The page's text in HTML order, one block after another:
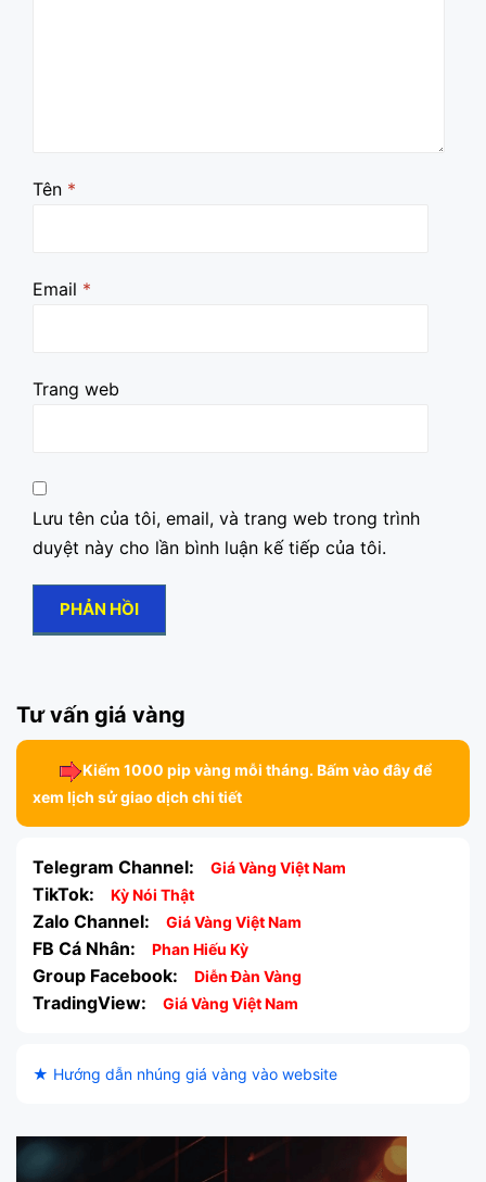
Tên *
Email *
Trang web
Lưu tên của tôi, email, và trang web trong trình
duyệt này cho lần bình luận kế tiếp của tôi.
Tư vấn giá vàng
Kiếm 1000 pip vàng mỗi tháng. Bấm vào đây để
xem lịch sử giao dịch chi tiết
Telegram Channel: Giá Vàng Việt Nam
TikTok: Kỳ Nói Thật
Zalo Channel: Giá Vàng Việt Nam
FB Cá Nhân: Phan Hiếu Kỳ
Group Facebook: Diễn Đàn Vàng
TradingView: Giá Vàng Việt Nam
★ Hướng dẫn nhúng giá vàng vào website